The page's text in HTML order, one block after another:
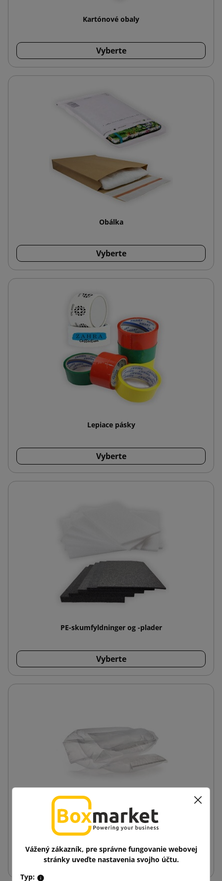
Kartónové obaly
Vyberte
Obálka
Vyberte
Lepiace pásky
Vyberte
PE-skumfyldninger og -plader
Vyberte
Luftfyldere
Vyberte
Vážený zákazník, pre správne fungovanie webovej
stránky uveďte nastavenia svojho účtu.
Typ: